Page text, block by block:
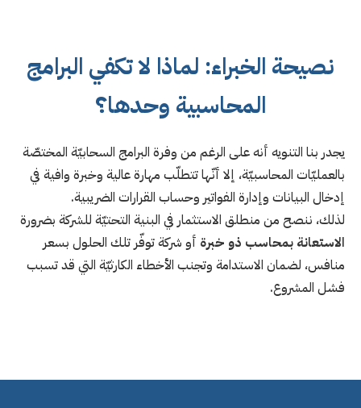
نصيحة الخبراء: لماذا لا تكفي البرامج
المحاسبية وحدها؟
يجدر بنا التنويه أنه على الرغم من وفرة البرامج السحابيّة المختصّة
بالعمليّات المحاسبيّة، إلا أنّها تتطلّب مهارة عالية وخبرة وافية في
إدخال البيانات وإدارة الفواتير وحساب القرارات الضريبية.
لذلك، ننصح من منطلق الاستثمار في البنية التحتيّة للشركة بضرورة
الاستعانة بمحاسب ذو خبرة أو شركة توفّر تلك الحلول بسعر
منافس، لضمان الاستدامة وتجنب الأخطاء الكارثيّة التي قد تسبب
فشل المشروع.